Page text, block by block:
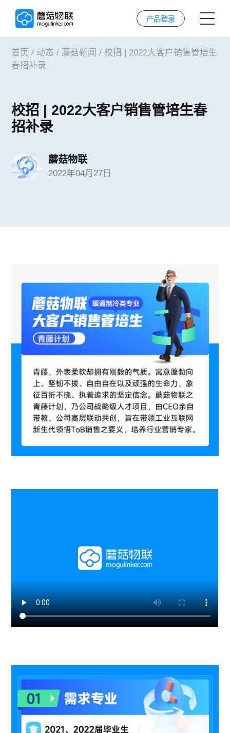
首页
AI技术
实施服务
产品登录
首页 / 动态 / 蘑菇新闻 / 校招 | 2022大客户销售管培生
春招补录
校招 | 2022大客户销售管培生春
招补录
蘑菇物联
2022年04月27日